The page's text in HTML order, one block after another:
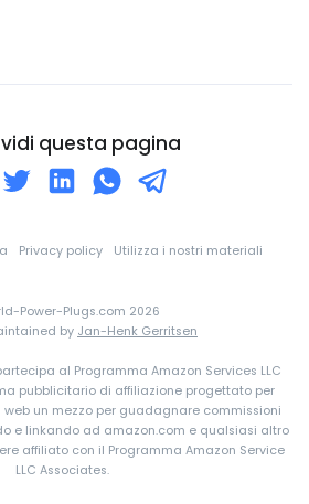
questa pagina
Privacy policy Utilizza i nostri materiali
Power-Plugs.com 2026
by Jan-Henk Gerritsen
al Programma Amazon Services LLC
pubblicitario di affiliazione progettato per
un mezzo per guadagnare commissioni
e linkando ad amazon.com e qualsiasi altro
affiliato con il Programma Amazon Service
LLC Associates.